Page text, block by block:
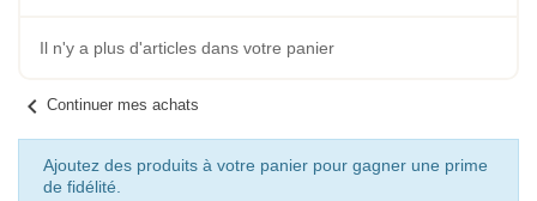
Il n'y a plus d'articles dans votre panier
chevron_left Continuer mes achats
Ajoutez des produits à votre panier pour gagner une prime
de fidélité.